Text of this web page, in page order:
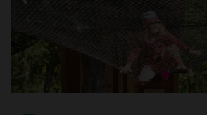
Slide n°1
Slide n°2